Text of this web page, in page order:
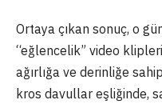
Ortaya çıkan sonuç, o
“eğlencelik” video
ağırlığa ve derinliğe
kros davullar eşliğinde,